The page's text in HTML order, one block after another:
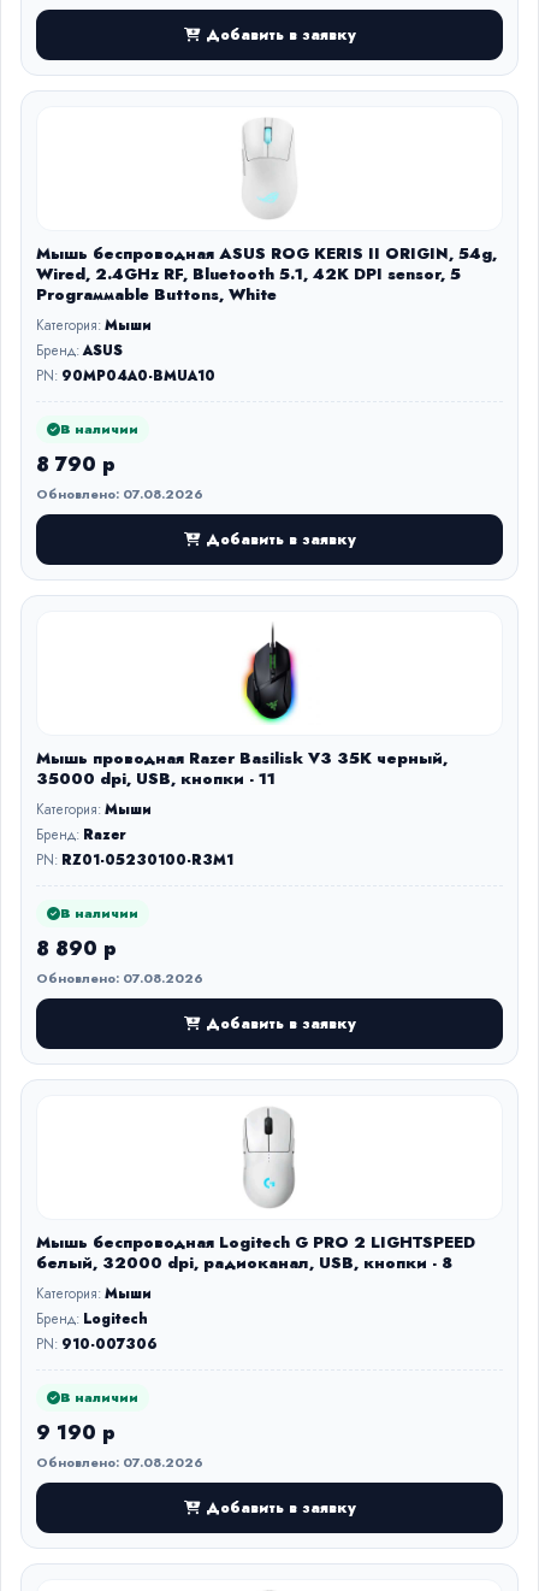
Добавить в заявку
Мышь беспроводная ASUS ROG KERIS II ORIGIN, 54g,
Wired, 2.4GHz RF, Bluetooth 5.1, 42K DPI sensor, 5
Prograммable Buttons, White
Категория:Мыши
Бренд:ASUS
PN: 90MP04A0-BMUA10
В наличии
8 790 р
Обновлено: 07.08.2026
Добавить в заявку
Мышь проводная Razer Basilisk V3 35K черный,
35000 dpi, USB, кнопки - 11
Категория:Мыши
Бренд: Razer
PN: RZ01-05230100-R3M1
В наличии
8 890 р
Обновлено: 07.08.2026
Добавить в заявку
Мышь беспроводная Logitech G PRO 2 LIGHTSPEED
белый, 32000 dpi, радиоканал, USB, кнопки - 8
Категория:Мыши
Бренд: Logitech
PN: 910-007306
В наличии
9 190 р
Обновлено: 07.08.2026
Добавить в заявку